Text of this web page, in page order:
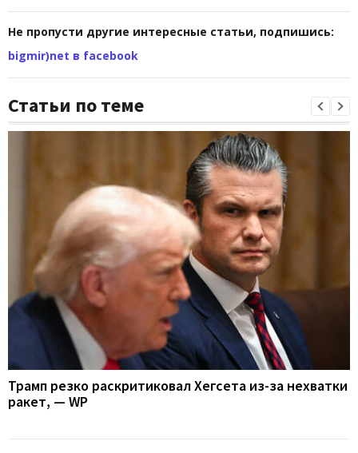
Не пропусти другие интересные статьи, подпишись:
bigmir)net в facebook
Статьи по теме
Трамп резко раскритиковал Хегсета из-за нехватки
ракет, — WP